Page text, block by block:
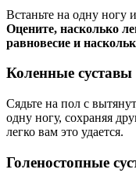
Встаньте на одну ногу
Оцените, насколько
равновесие и
Коленные суставы
Сядьте на пол с
одну ногу, сохраняя
легко вам это удается.
Голеностопные